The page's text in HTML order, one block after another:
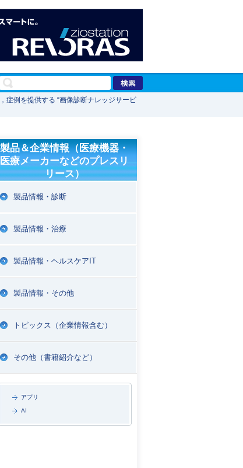
症例を提供する “画像診断ナレッジサービ
製品＆企業情報（医療機器・
医療メーカーなどのプレスリ
リース）
製品情報・診断
製品情報・治療
製品情報・ヘルスケアIT
製品情報・その他
トピックス（企業情報含む）
その他（書籍紹介など）
アプリ
AI